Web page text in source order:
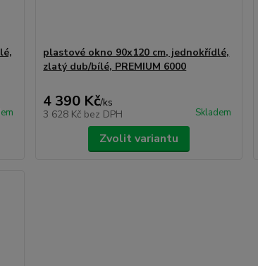
plastové okno 90x120 cm, jednokřídlé,
zlatý dub/bílé, PREMIUM 6000
4 390 Kč/ks
3 628 Kč bez DPH Skladem
Zvolit variantu